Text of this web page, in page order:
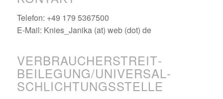
Telefon: +49 179 5367500
E-Mail: Knies_Janika (at) web (dot) de
VERBRAUCHER­STREIT­
BEILEGUNG/UNIVERSAL­
SCHLICHTUNGS­STELLE